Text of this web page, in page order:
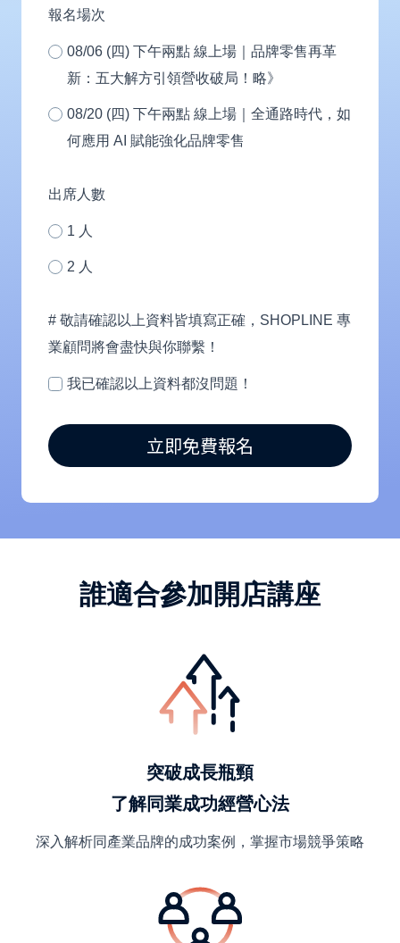
份
證
(個
地？
了
SHOPLINE
務？
報名場次
08/06 (四) 下午兩點 線上場｜品牌零售再革
新：五大解方引領營收破局！略》
08/20 (四) 下午兩點 線上場｜全通路時代，如
何應用 AI 賦能強化品牌零售
出席人數
1 人
2 人
# 敬請確認以上資料皆填寫正確，SHOPLINE 專
業顧問將會盡快與你聯繫！
我已確認以上資料都沒問題！
立即免費報名
誰適合參加開店講座
突破成長瓶頸
了解同業成功經營心法
深入解析同產業品牌的成功案例，掌握市場競爭策略